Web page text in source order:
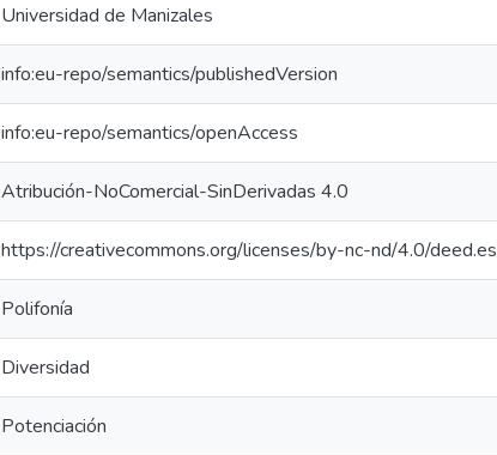
Universidad de Manizales
info:eu-repo/semantics/publishedVersion
info:eu-repo/semantics/openAccess
Atribución-NoComercial-SinDerivadas 4.0
https://creativecommons.org/licenses/by-nc-nd/4.0/deed.es
Polifonía
Diversidad
Potenciación